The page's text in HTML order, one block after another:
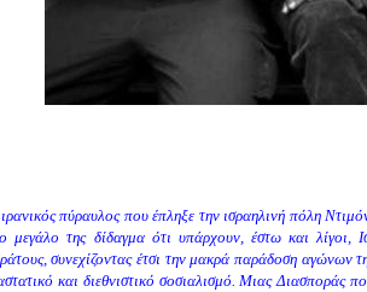
πύραυλος που έπληξε την ισραηλινή πόλη
μεγάλο της δίδαγμα ότι υπάρχουν, έστω και λίγοι,
συνεχίζοντας έτσι την μακρά παράδοση αγώνων
και διεθνιστικό σοσιαλισμό. Μιας Διασποράς